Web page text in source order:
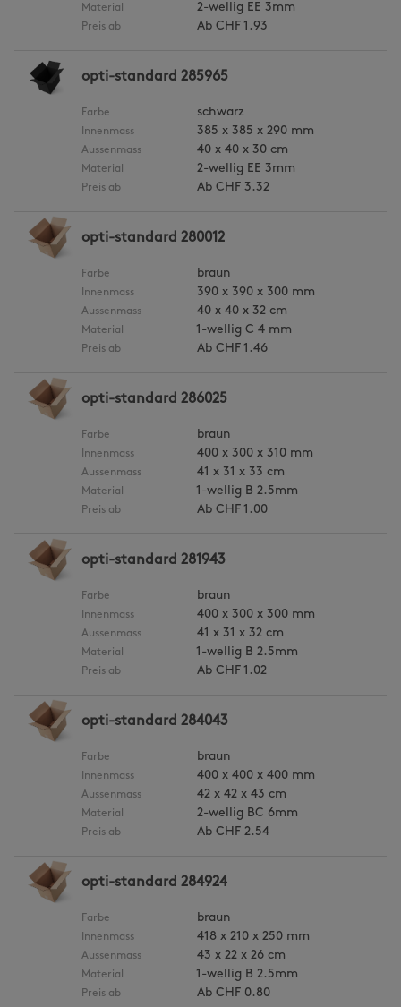
Material 2-wellig EE 3mm
Preis ab Ab CHF 1.93
opti-standard 285965
Farbe schwarz
Innenmass 385 x 385 x 290 mm
Aussenmass 40 x 40 x 30 cm
Material 2-wellig EE 3mm
Preis ab Ab CHF 3.32
opti-standard 280012
Farbe braun
Innenmass 390 x 390 x 300 mm
Aussenmass 40 x 40 x 32 cm
Material 1-wellig C 4 mm
Preis ab Ab CHF 1.46
opti-standard 286025
Farbe braun
Innenmass 400 x 300 x 310 mm
Aussenmass 41 x 31 x 33 cm
Material 1-wellig B 2.5mm
Preis ab Ab CHF 1.00
opti-standard 281943
Farbe braun
Innenmass 400 x 300 x 300 mm
Aussenmass 41 x 31 x 32 cm
Material 1-wellig B 2.5mm
Preis ab Ab CHF 1.02
opti-standard 284043
Farbe braun
Innenmass 400 x 400 x 400 mm
Aussenmass 42 x 42 x 43 cm
Material 2-wellig BC 6mm
Preis ab Ab CHF 2.54
opti-standard 284924
Farbe braun
Innenmass 418 x 210 x 250 mm
Aussenmass 43 x 22 x 26 cm
Material 1-wellig B 2.5mm
Preis ab Ab CHF 0.80